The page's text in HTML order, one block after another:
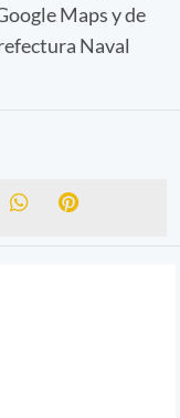
Maps y de
Naval